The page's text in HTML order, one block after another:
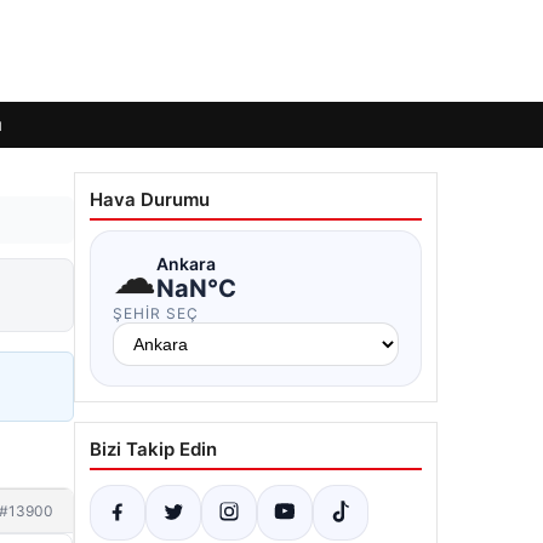
#13900
Hava Durumu
☁Ankara
NaN°C
ŞEHIR SEÇ
Bizi Takip Edin